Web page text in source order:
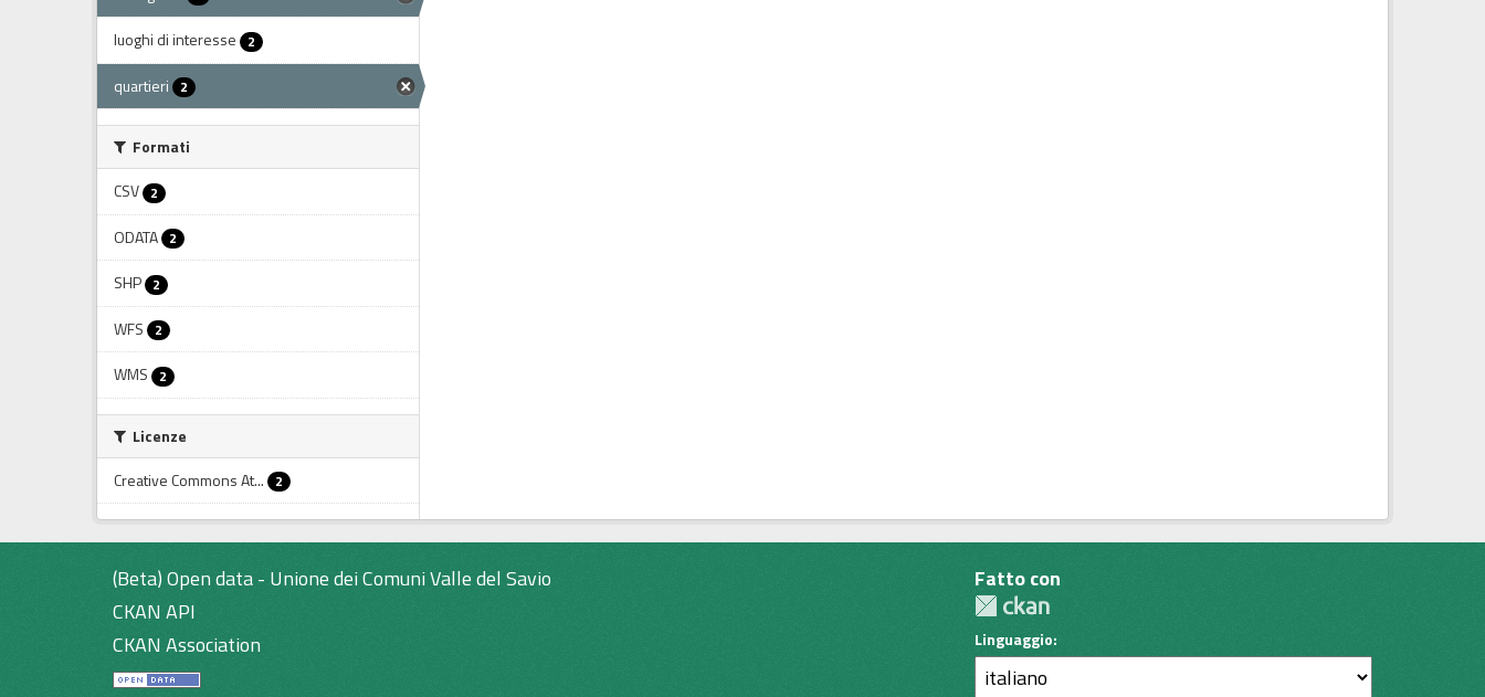
luoghi di interesse 2
quartieri 2
Formati
CSV 2
ODATA 2
SHP 2
WFS 2
WMS 2
Licenze
Creative Commons At...
2
(Beta) Open data - Unione dei Comuni Valle del Savio
CKAN API
CKAN Association
Fatto con
Linguaggio